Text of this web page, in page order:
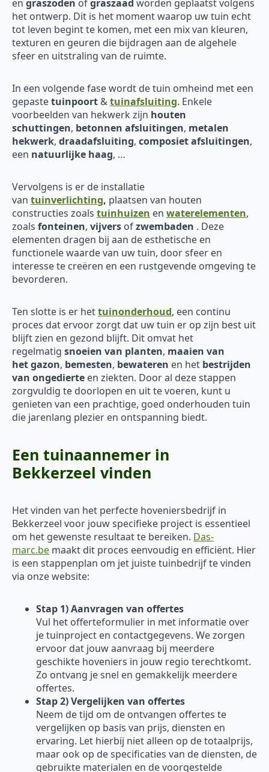
en graszoden ofgraszaad worden geplaatst volgens
het ontwerp. Dit is het moment waarop uw tuin echt
tot leven begint te komen, met een mix van kleuren,
texturen en geuren die bijdragen aan de algehele
sfeer en uitstraling van de ruimte.
In een volgende fase wordt de tuin omheind met een
gepastetuinpoort &tuinafsluiting. Enkele
voorbeelden van hekwerk zijn houten
schuttingen, betonnen afsluitingen, metalen
hekwerk, draadafsluiting, composiet afsluitingen,
een natuurlijke haag, …
Vervolgens is er de installatie
van tuinverlichting, plaatsen van houten
constructies zoals tuinhuizen en waterelementen,
zoals fonteinen, vijvers ofzwembaden . Deze
elementen dragen bij aan de esthetische en
functionele waarde van uw tuin, door sfeer en
interesse te creëren en een rustgevende omgeving te
bevorderen.
Ten slotte is er hettuinonderhoud, een continu
proces dat ervoor zorgt dat uw tuin er op zijn best uit
blijft zien en gezond blijft. Dit omvat het
regelmatig snoeien van planten, maaien van
hetgazon, bemesten, bewateren en het bestrijden
van ongedierte en ziekten. Door al deze stappen
zorgvuldig te doorlopen en uit te voeren, kunt u
genieten van een prachtige, goed onderhouden tuin
die jarenlang plezier en ontspanning biedt.
Een tuinaannemer in
Bekkerzeel vinden
Het vinden van het perfecte hoveniersbedrijf in
Bekkerzeel voor jouw specifieke project is essentieel
om het gewenste resultaat te bereiken. Das-
marc.be maakt dit proces eenvoudig en efficiënt. Hier
is een stappenplan om jet juiste tuinbedrijf te vinden
via onze website:
Stap 1) Aanvragen van offertes
Vul het offerteformulier in met informatie over
je tuinproject en contactgegevens. We zorgen
ervoor dat jouw aanvraag bij meerdere
geschikte hoveniers in jouw regio terechtkomt.
Zo ontvang je snel en gemakkelijk meerdere
offertes.
Stap 2) Vergelijken van offertes
Neem de tijd om de ontvangen offertes te
vergelijken op basis van prijs, diensten en
ervaring. Let hierbij niet alleen op de totaalprijs,
maar ook op de specificaties van de diensten, de
gebruikte materialen en de voorgestelde